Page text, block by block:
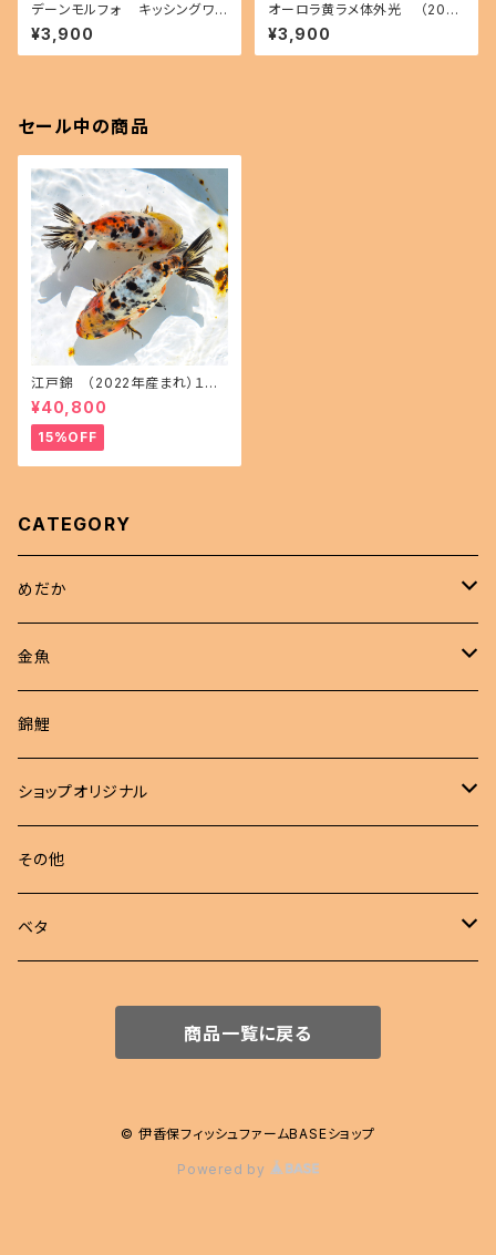
デーンモルフォ キッシングワイ
ドフィン（2026年産まれ） オス2
メス2(現物出品) ikahoff B-0
714-51291-a
¥3,900
オーロラ黄ラメ体外光 （2026
年産まれ） オス2 メス4(現物出
品) ikahoff C-0804-51547-
a
¥3,900
セール中の商品
江戸錦 （2022年産まれ）１５
㎝前後 オス1 メス1(現物出品) i
kahoff AA-1114-32457-a
¥40,800
15%OFF
CATEGORY
めだか
現物商品
成魚
若魚
非選別商品
成魚
若魚
金魚
ピンポンパール
現物出品
江戸錦
東錦
らんちゅう
錦鯉
ショップオリジナル
めだか 定額
めだか セット
その他
ベタ
商品一覧に戻る
© 伊香保フィッシュファームBASEショップ
Powered by